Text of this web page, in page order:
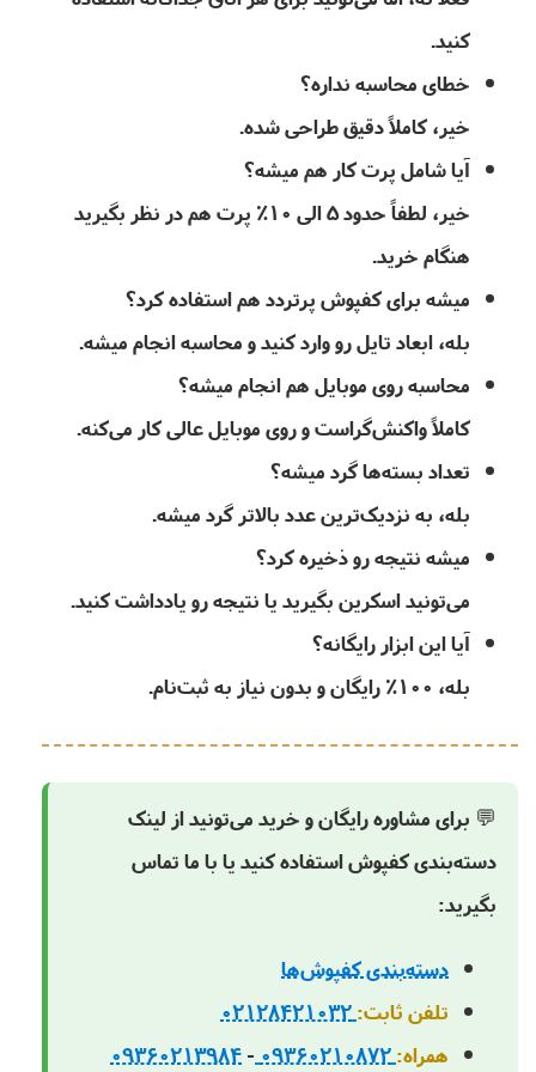
کنید.
خطای محاسبه نداره؟
خیر، کاملاً دقیق طراحی شده.
آیا شامل پرت کار هم میشه؟
خیر، لطفاً حدود 5 الی 10٪ پرت هم در نظر بگیرید
هنگام خرید.
میشه برای کفپوش پرتردد هم استفاده کرد؟
بله، ابعاد تایل رو وارد کنید و محاسبه انجام میشه.
محاسبه روی موبایل هم انجام میشه؟
کاملاً واکنش‌گراست و روی موبایل عالی کار می‌کنه.
تعداد بسته‌ها گرد میشه؟
بله، به نزدیک‌ترین عدد بالاتر گرد میشه.
میشه نتیجه رو ذخیره کرد؟
می‌تونید اسکرین بگیرید یا نتیجه رو یادداشت کنید.
آیا این ابزار رایگانه؟
بله، ۱۰۰٪ رایگان و بدون نیاز به ثبت‌نام.
💬 برای مشاوره رایگان و خریدمی‌تونید از لینک
دسته‌بندی کفپوش استفاده کنید یا با ما تماس
بگیرید:
دسته‌بندی کفپوش‌ها
تلفن ثابت:02128421032
همراه:09360210872
-
09360213984